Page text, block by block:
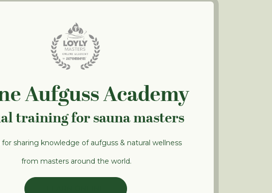
Aufguss Academy
training for sauna masters
sharing knowledge of aufguss & natural wellness
from masters around the world.